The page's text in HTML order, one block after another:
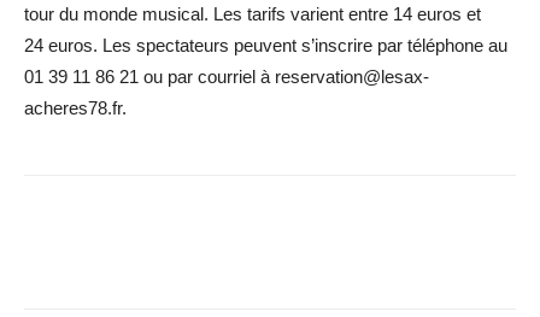
tour du monde musical. Les tarifs varient entre 14 euros et
24 euros. Les spectateurs peuvent s’inscrire par téléphone au
01 39 11 86 21 ou par courriel à reservation@lesax-
acheres78.fr.